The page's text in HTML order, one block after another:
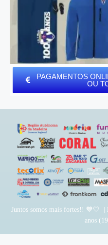
PAGAMENTOS
OU
Juntos somos mais fortes!! 💙🤍 |
anos